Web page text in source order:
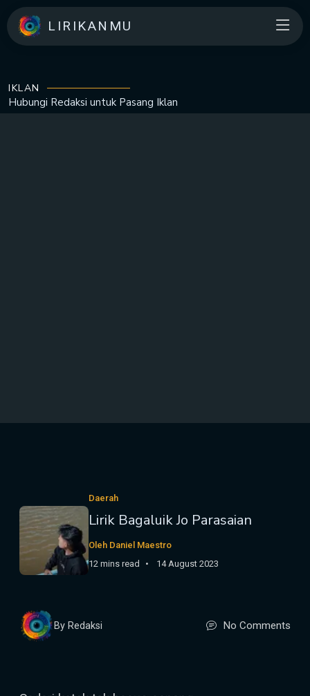
LIRIKANMU
IKLAN
Hubungi Redaksi untuk Pasang Iklan
Daerah
Lirik Bagaluik Jo Parasaian
Oleh Daniel Maestro
12 mins read
14 August 2023
By Redaksi No Comments